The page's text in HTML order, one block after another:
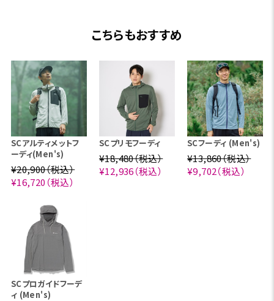
こちらもおすすめ
SCアルティメットフ
ーディ(Men's)
¥20,900（税込）
¥16,720（税込）
SCプリモフーディ
¥18,480（税込）
¥12,936（税込）
SCフーディ (Men's)
¥13,860（税込）
¥9,702（税込）
SCプロガイドフーデ
ィ (Men's)